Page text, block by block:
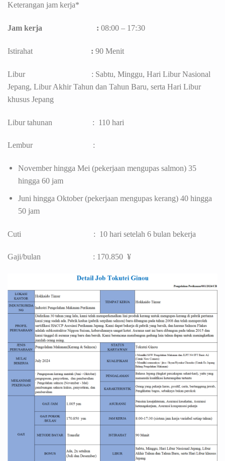
Keterangan jam kerja*
Jam kerja : 08:00 – 17:30
Istirahat : 90 Menit
Libur : Sabtu, Minggu, Hari Libur Nasional
Jepang, Libur Akhir Tahun dan Tahun Baru, serta Hari Libur
khusus Jepang
Libur tahunan : 110 hari
Lembur :
November hingga Mei (pekerjaan mengupas salmon) 35
hingga 60 jam
Juni hingga Oktober (pekerjaan mengupas kerang) 40 hingga
50 jam
Cuti : 10 hari setelah 6 bulan bekerja
Gaji/bulan : 170.850 ¥